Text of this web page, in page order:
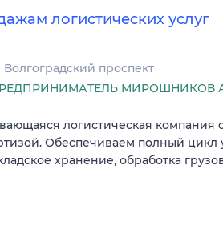
логистических услуг
Волгоградский проспект
МИРОШНИКОВ
логистическая компания
Обеспечиваем полный цикл
хранение, обработка